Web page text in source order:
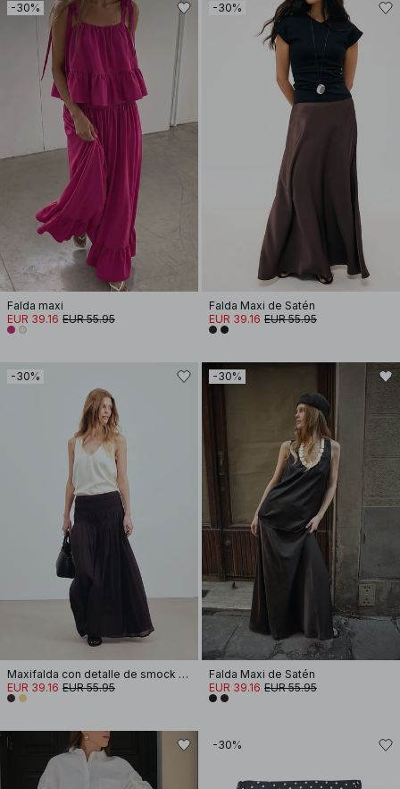
-30%
Falda maxi
EUR 39.16 EUR 55.95
-30%
Falda Maxi de Satén
EUR 39.16 EUR 55.95
-30%
Maxifalda con detalle de smock en la cintura
EUR 39.16 EUR 55.95
-30%
Falda Maxi de Satén
EUR 39.16 EUR 55.95
-30%